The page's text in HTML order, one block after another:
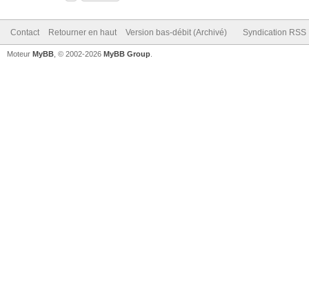
Contact Retourner en haut Version bas-débit (Archivé) Syndication RSS
Moteur MyBB , © 2002-2026 MyBB Group